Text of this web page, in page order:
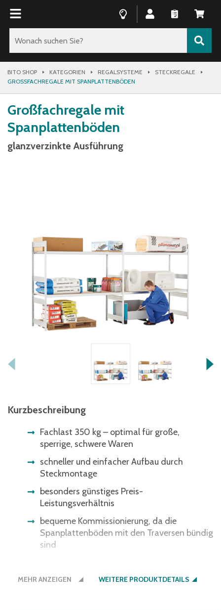
BITO SHOP KATEGORIEN REGALSYSTEME
STECKREGALE
GROSSFACHREGALE MIT SPANPLATTENBÖDEN
Großfachregale mit
Spanplattenböden
glanzverzinkte Ausführung
Kurzbeschreibung
Fachlast 350 kg – optimal für große,
sperrige, schwere Waren
schneller und einfacher Aufbau durch
Steckmontage
besonders günstiges Preis-
Leistungsverhältnis
bequeme Kommissionierung, da die
Spanplattenböden mit den Traversen bündig
sind
höhenverstellbar – optimale Anpassung ans
MEHR ANZEIGEN WEITERE PRODUKTDETAILS